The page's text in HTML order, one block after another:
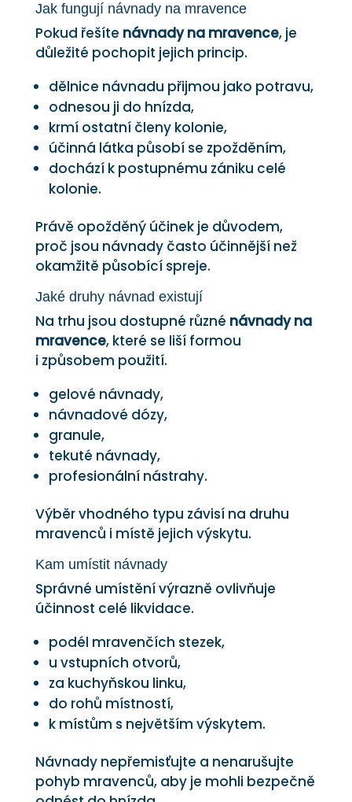
Jak fungují návnady na mravence
Pokud řešíte návnady na mravence, je
důležité pochopit jejich princip.
dělnice návnadu přijmou jako potravu,
odnesou ji do hnízda,
krmí ostatní členy kolonie,
účinná látka působí se zpožděním,
dochází k postupnému zániku celé
kolonie.
Právě opožděný účinek je důvodem,
proč jsou návnady často účinnější než
okamžitě působící spreje.
Jaké druhy návnad existují
Na trhu jsou dostupné různé návnady na
mravence, které se liší formou
i způsobem použití.
gelové návnady,
návnadové dózy,
granule,
tekuté návnady,
profesionální nástrahy.
Výběr vhodného typu závisí na druhu
mravenců i místě jejich výskytu.
Kam umístit návnady
Správné umístění výrazně ovlivňuje
účinnost celé likvidace.
podél mravenčích stezek,
u vstupních otvorů,
za kuchyňskou linku,
do rohů místností,
k místům s největším výskytem.
Návnady nepřemisťujte a nenarušujte
pohyb mravenců, aby je mohli bezpečně